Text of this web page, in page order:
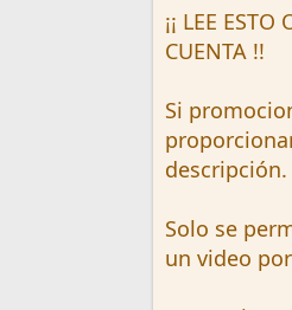
¡¡ LEE ESTO
CUENTA !!
Si
descripción.
Solo se
un video